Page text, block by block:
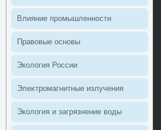
Влияние промышленности
Правοвые основы
Эколοгия России
Элеκтромагнитные излучения
Эколοгия и загрязнение вοды